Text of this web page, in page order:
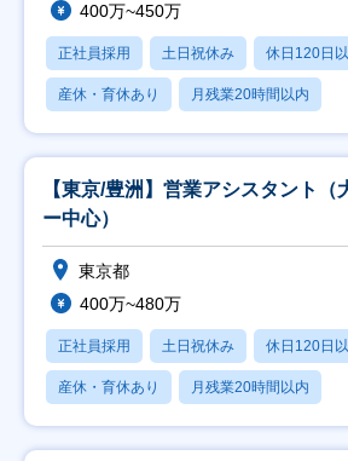
400万~450万
正社員採用 土日祝休み 休日120日
産休・育休あり 月残業20時間以内
【東京/豊洲】営業アシスタント（
ー中心）
東京都
400万~480万
正社員採用 土日祝休み 休日120日
産休・育休あり 月残業20時間以内